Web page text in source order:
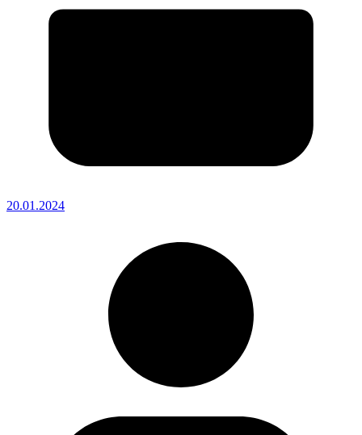
20.01.2024